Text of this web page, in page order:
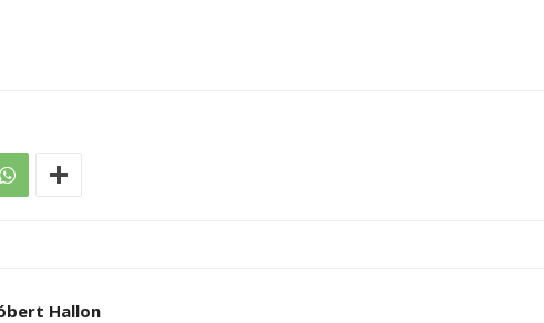
Hallon